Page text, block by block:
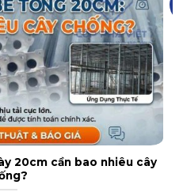
20cm cần bao nhiêu cây